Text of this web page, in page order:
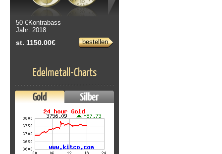
50 €Kontrabass
Jahr: 2018
st. 1150.00€ bestellen
Edelmetall-Charts
Gold Silber